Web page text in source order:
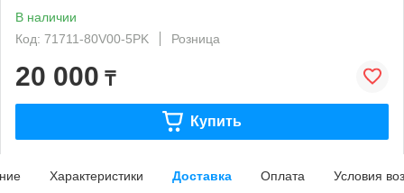
В наличии
Код: 71711-80V00-5PK
Розница
20 000 ₸
Купить
Характеристики Доставка Оплата Условия